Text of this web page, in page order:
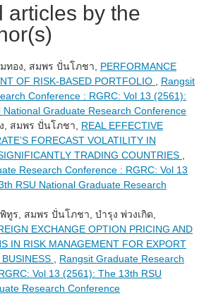
articles by the
ทอง, สมพร ปั่นโภชา, PERFORMANCE
OF RISK-BASED PORTFOLIO
Rangsit
Conference : RGRC: Vol 13 (2561):
National Graduate Research Conference
สมพร ปั่นโภชา, REAL EFFECTIVE
FORECAST VOLATILITY IN
TRADING COUNTRIES
Research Conference : RGRC: Vol 13
RSU National Graduate Research
ทูร, สมพร ปั่นโภชา, บำรุง พ่วงเกิด,
EXCHANGE OPTION PRICING AND
IN RISK MANAGEMENT FOR EXPORT
Rangsit Graduate Research
Vol 13 (2561): The 13th RSU
Research Conference